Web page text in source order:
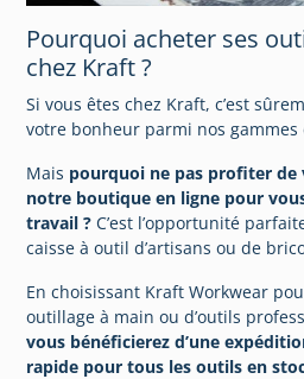
Pourquoi acheter ses
chez Kraft ?
Si vous êtes chez Kraft, c’est
votre bonheur parmi nos
Mais pourquoi ne pas profiter de
notre boutique en ligne pour
travail ? C’est l’opportunité
caisse à outil d’artisans ou de
En choisissant Kraft Workwear
outillage à main ou d’outils
vous bénéficierez d’une
rapide pour tous les outils en